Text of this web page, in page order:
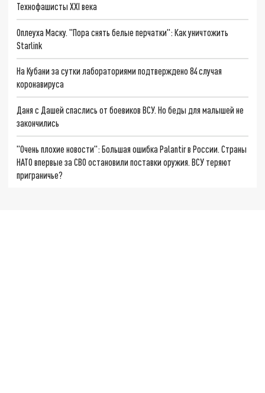
Технофашисты XXI века
Оплеуха Маску. "Пора снять белые перчатки": Как уничтожить
Starlink
На Кубани за сутки лабораториями подтверждено 84 случая
коронавируса
Даня с Дашей спаслись от боевиков ВСУ. Но беды для малышей не
закончились
"Очень плохие новости": Большая ошибка Palantir в России. Страны
НАТО впервые за СВО остановили поставки оружия. ВСУ теряют
приграничье?